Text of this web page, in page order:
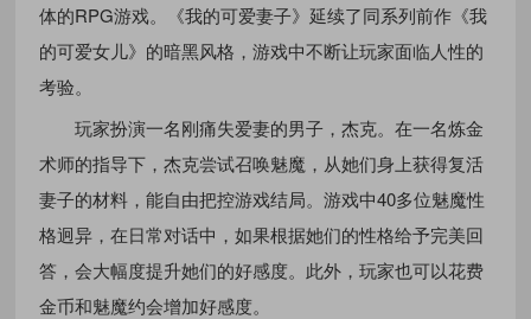
体的RPG游戏。《我的可爱妻子》延续了同系列前作《我
的可爱女儿》的暗黑风格，游戏中不断让玩家面临人性的
考验。
玩家扮演一名刚痛失爱妻的男子，杰克。在一名炼金
术师的指导下，杰克尝试召唤魅魔，从她们身上获得复活
妻子的材料，能自由把控游戏结局。游戏中40多位魅魔性
格迥异，在日常对话中，如果根据她们的性格给予完美回
答，会大幅度提升她们的好感度。此外，玩家也可以花费
金币和魅魔约会增加好感度。